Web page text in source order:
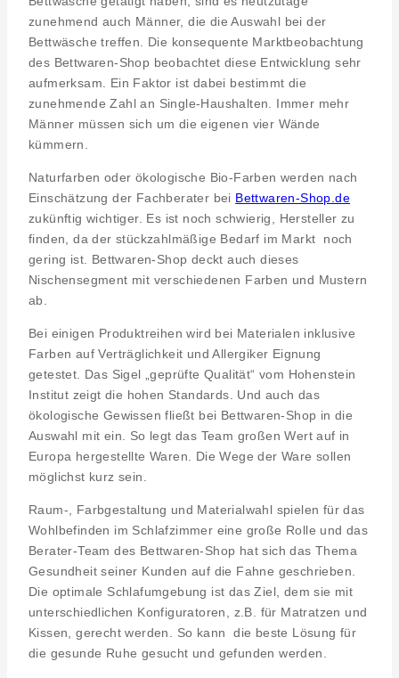
zunehmend auch Männer, die die Auswahl bei der
Bettwäsche treffen. Die konsequente Marktbeobachtung
des Bettwaren-Shop beobachtet diese Entwicklung sehr
aufmerksam. Ein Faktor ist dabei bestimmt die
zunehmende Zahl an Single-Haushalten. Immer mehr
Männer müssen sich um die eigenen vier Wände
kümmern.
Naturfarben oder ökologische Bio-Farben werden nach
Einschätzung der Fachberater bei Bettwaren-Shop.de
zukünftig wichtiger. Es ist noch schwierig, Hersteller zu
finden, da der stückzahlmäßige Bedarf im Markt noch
gering ist. Bettwaren-Shop deckt auch dieses
Nischensegment mit verschiedenen Farben und Mustern
ab.
Bei einigen Produktreihen wird bei Materialen inklusive
Farben auf Verträglichkeit und Allergiker Eignung
getestet. Das Sigel „geprüfte Qualität“ vom Hohenstein
Institut zeigt die hohen Standards. Und auch das
ökologische Gewissen fließt bei Bettwaren-Shop in die
Auswahl mit ein. So legt das Team großen Wert auf in
Europa hergestellte Waren. Die Wege der Ware sollen
möglichst kurz sein.
Raum-, Farbgestaltung und Materialwahl spielen für das
Wohlbefinden im Schlafzimmer eine große Rolle und das
Berater-Team des Bettwaren-Shop hat sich das Thema
Gesundheit seiner Kunden auf die Fahne geschrieben.
Die optimale Schlafumgebung ist das Ziel, dem sie mit
unterschiedlichen Konfiguratoren, z.B. für Matratzen und
Kissen, gerecht werden. So kann die beste Lösung für
die gesunde Ruhe gesucht und gefunden werden.